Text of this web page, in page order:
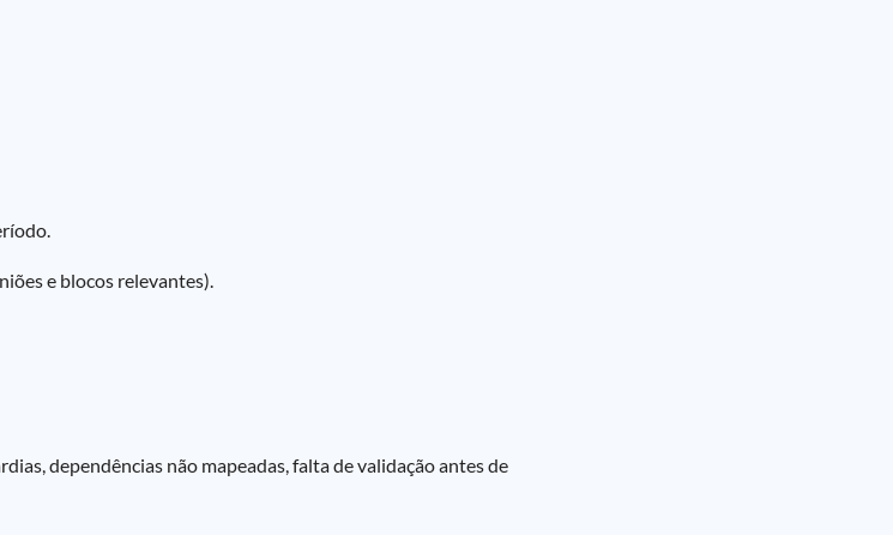
e blocos relevantes).
dependências não mapeadas, falta de validação antes de